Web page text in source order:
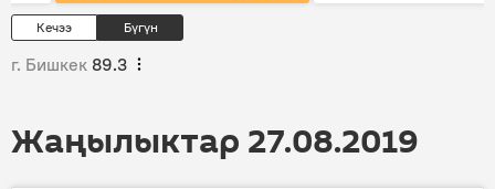
Кечээ Бүгүн
г. Бишкек 89.3
Жаңылыктар 27.08.2019